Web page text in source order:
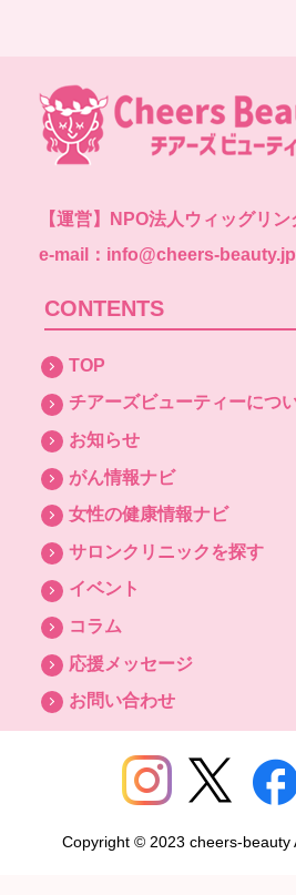
【運営】
NPO法人ウィッグリ
e-mail：info@cheers-beauty.jp
CONTENTS
TOP
チアーズビューティーにつ
お知らせ
がん情報ナビ
女性の健康情報ナビ
サロンクリニックを探す
イベント
コラム
応援メッセージ
お問い合わせ
Copyright © 2023 cheers-beauty